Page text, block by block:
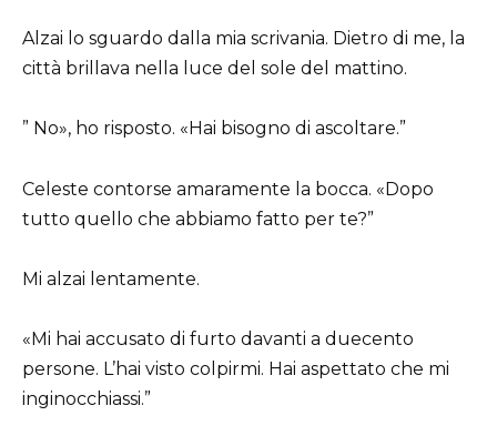
Alzai lo sguardo dalla mia scrivania. Dietro di me, la
città brillava nella luce del sole del mattino.
” No», ho risposto. «Hai bisogno di ascoltare.”
Celeste contorse amaramente la bocca. «Dopo
tutto quello che abbiamo fatto per te?”
Mi alzai lentamente.
«Mi hai accusato di furto davanti a duecento
persone. L’hai visto colpirmi. Hai aspettato che mi
inginocchiassi.”